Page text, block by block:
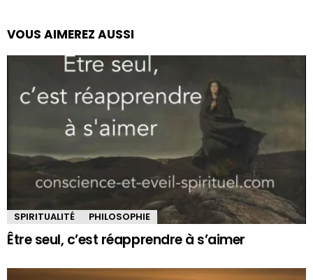
VOUS AIMEREZ AUSSI
SPIRITUALITÉ PHILOSOPHIE
Être seul, c’est réapprendre à s’aimer